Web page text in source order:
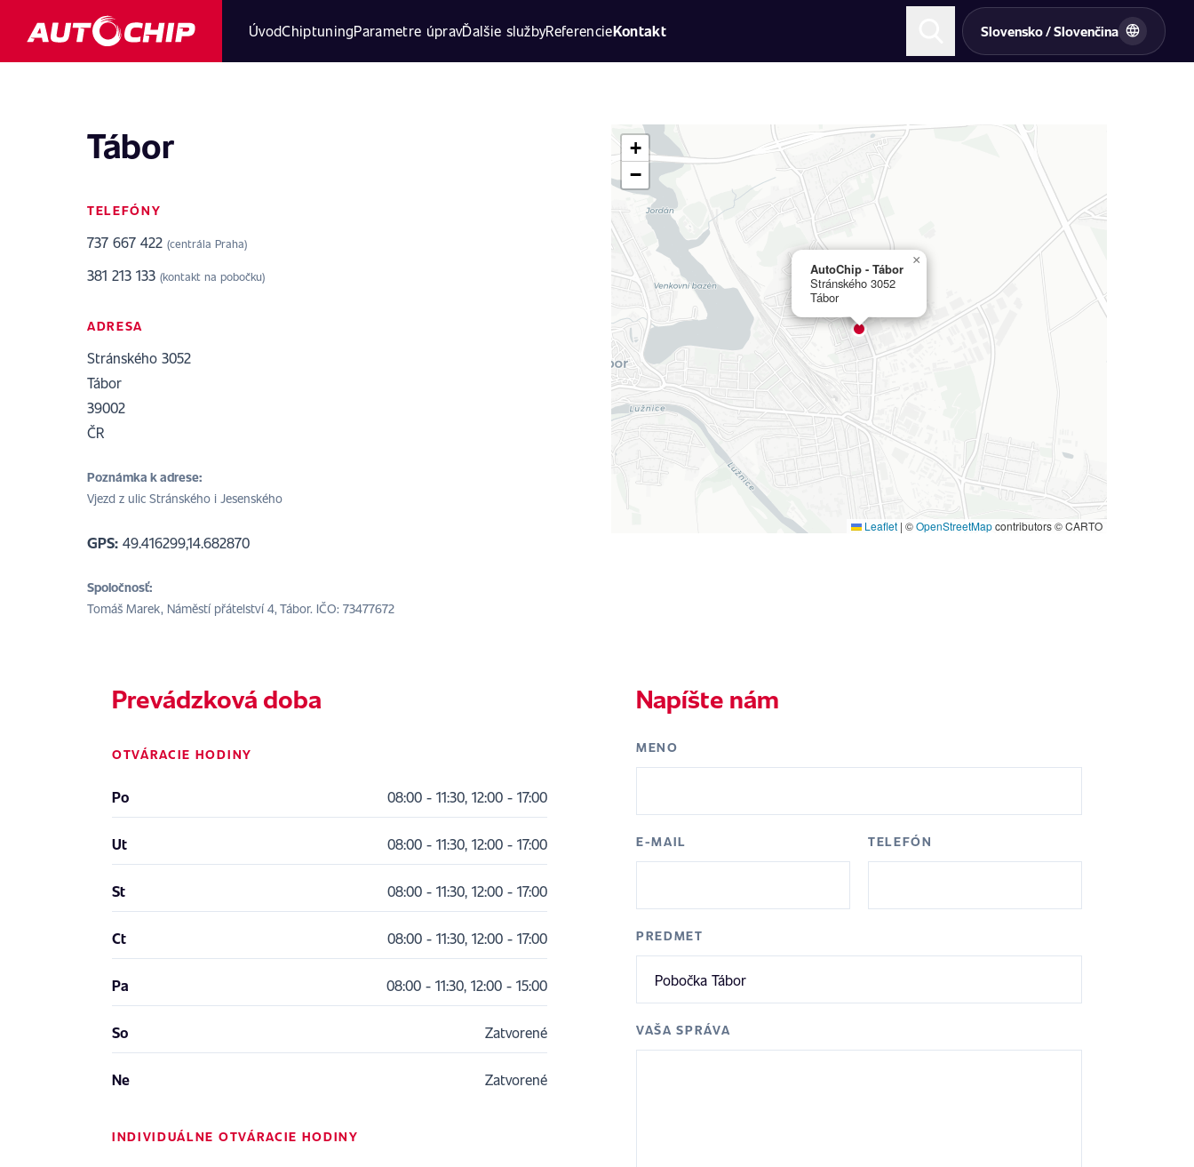
ÚvodChiptuningParametre úpravĎalšie službyReferencieKontakt Slovensko / Slovenčina
Tábor
TELEFÓNY
737 667 422 (centrála Praha)
381 213 133 (kontakt na pobočku)
ADRESA
Stránského 3052
Tábor
39002
ČR
Poznámka k adrese:
Vjezd z ulic Stránského i Jesenského
GPS: 49.416299,14.682870
Spoločnosť:
Tomáš Marek, Náměstí přátelství 4, Tábor. IČO: 73477672
AutoChip - Tábor
Stránského 3052
Tábor
×
+
−
Leaflet | ©OpenStreetMapcontributors © CARTO
Prevádzková doba
OTVÁRACIE HODINY
Po 08:00 - 11:30, 12:00 - 17:00
Ut 08:00 - 11:30, 12:00 - 17:00
St 08:00 - 11:30, 12:00 - 17:00
Ct 08:00 - 11:30, 12:00 - 17:00
Pa 08:00 - 11:30, 12:00 - 15:00
So Zatvorené
Ne Zatvorené
INDIVIDUÁLNE OTVÁRACIE HODINY
Napíšte nám
MENO
E-MAIL TELEFÓN
PREDMET
VAŠA SPRÁVA